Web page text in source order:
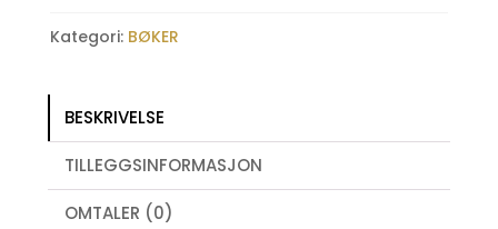
Kategori: BØKER
BESKRIVELSE
TILLEGGSINFORMASJON
OMTALER (0)